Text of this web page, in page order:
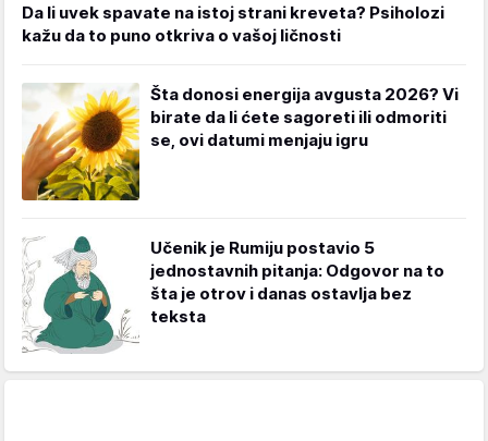
Da li uvek spavate na istoj strani kreveta? Psiholozi
kažu da to puno otkriva o vašoj ličnosti
Šta donosi energija avgusta 2026? Vi
birate da li ćete sagoreti ili odmoriti
se, ovi datumi menjaju igru
Učenik je Rumiju postavio 5
jednostavnih pitanja: Odgovor na to
šta je otrov i danas ostavlja bez
teksta